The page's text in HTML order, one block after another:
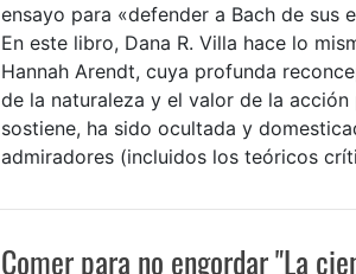
ensayo para «defender a Bach de sus
En este libro, Dana R. Villa hace lo
Hannah Arendt, cuya profunda
de la naturaleza y el valor de la acción
sostiene, ha sido ocultada y
admiradores (incluidos los teóricos
Comer para no engordar "La